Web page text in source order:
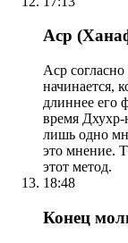
Аср
Аср
начинается,
длиннее его
время Дхухр-
лишь одно
это мнение.
этот метод.
18:48
Конец